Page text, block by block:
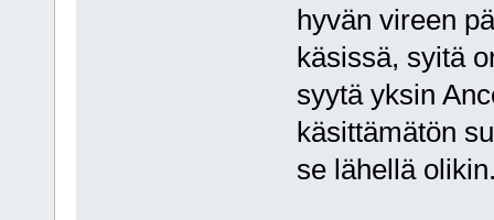
hyvän vireen
käsissä, syitä
syytä yksin
käsittämätön
se lähellä